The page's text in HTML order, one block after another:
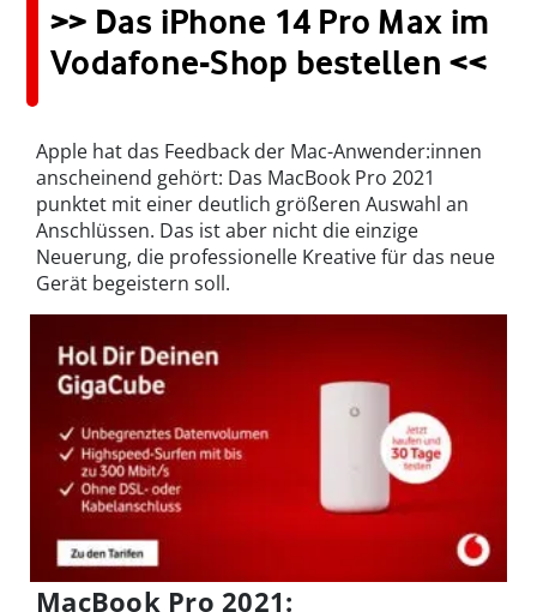
>> Das iPhone 14 Pro Max im
Vodafone-Shop bestellen <<
Apple hat das Feedback der Mac-Anwender:innen
anscheinend gehört: Das MacBook Pro 2021
punktet mit einer deutlich größeren Auswahl an
Anschlüssen. Das ist aber nicht die einzige
Neuerung, die professionelle Kreative für das neue
Gerät begeistern soll.
MacBook Pro 2021: